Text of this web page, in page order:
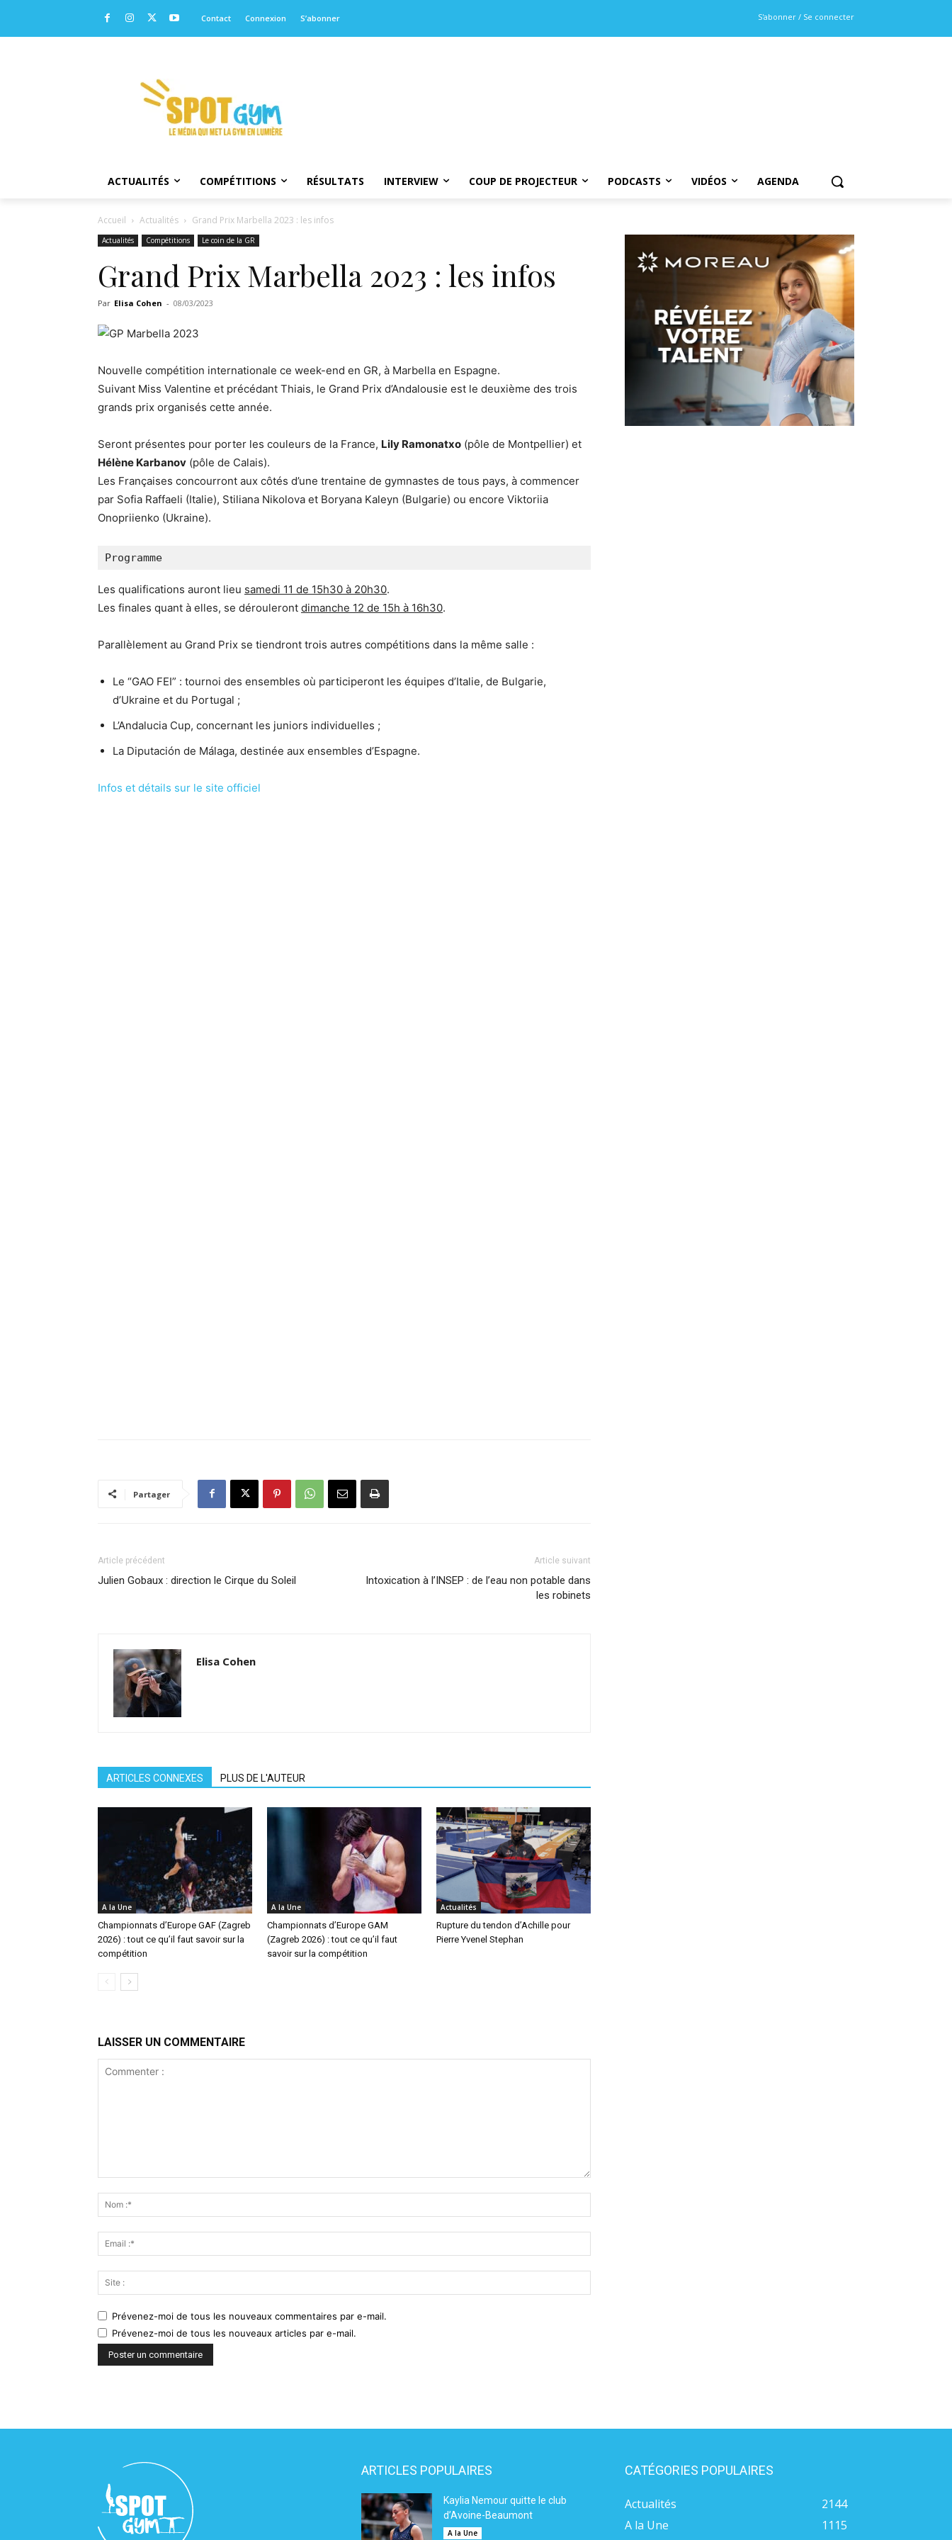
S'abonner / Se connecter
Contact Connexion S’abonner
ACTUALITÉS COMPÉTITIONS RÉSULTATS INTERVIEW COUP DE PROJECTEUR PODCASTS VIDÉOS AGENDA
Accueil Actualités Grand Prix Marbella 2023 : les infos
Actualités Compétitions Le coin de la GR
Grand Prix Marbella 2023 : les infos
Par Elisa Cohen - 08/03/2023
Nouvelle compétition internationale ce week-end en GR, à Marbella en Espagne.
Suivant Miss Valentine et précédant Thiais, le Grand Prix d’Andalousie est le deuxième des trois
grands prix organisés cette année.
Seront présentes pour porter les couleurs de la France, Lily Ramonatxo (pôle de Montpellier) et
Hélène Karbanov (pôle de Calais).
Les Françaises concourront aux côtés d’une trentaine de gymnastes de tous pays, à commencer
par Sofia Raffaeli (Italie), Stiliana Nikolova et Boryana Kaleyn (Bulgarie) ou encore Viktoriia
Onopriienko (Ukraine).
Programme
Les qualifications auront lieu samedi 11 de 15h30 à 20h30.
Les finales quant à elles, se dérouleront dimanche 12 de 15h à 16h30.
Parallèlement au Grand Prix se tiendront trois autres compétitions dans la même salle :
Le “GAO FEI” : tournoi des ensembles où participeront les équipes d’Italie, de Bulgarie,
d’Ukraine et du Portugal ;
L’Andalucia Cup, concernant les juniors individuelles ;
La Diputación de Málaga, destinée aux ensembles d’Espagne.
Infos et détails sur le site officiel
Partager
Article précédent
Julien Gobaux : direction le Cirque du Soleil
Article suivant
Intoxication à l’INSEP : de l’eau non potable dans
les robinets
Elisa Cohen
ARTICLES CONNEXES PLUS DE L'AUTEUR
A la Une
Championnats d’Europe GAF (Zagreb
2026) : tout ce qu’il faut savoir sur la
compétition
A la Une
Championnats d’Europe GAM
(Zagreb 2026) : tout ce qu’il faut
savoir sur la compétition
Actualités
Rupture du tendon d’Achille pour
Pierre Yvenel Stephan
LAISSER UN COMMENTAIRE
Prévenez-moi de tous les nouveaux commentaires par e-mail.
Prévenez-moi de tous les nouveaux articles par e-mail.
ARTICLES POPULAIRES
Kaylia Nemour quitte le club
d’Avoine-Beaumont
A la Une
CATÉGORIES POPULAIRES
Actualités
2144
A la Une
1115